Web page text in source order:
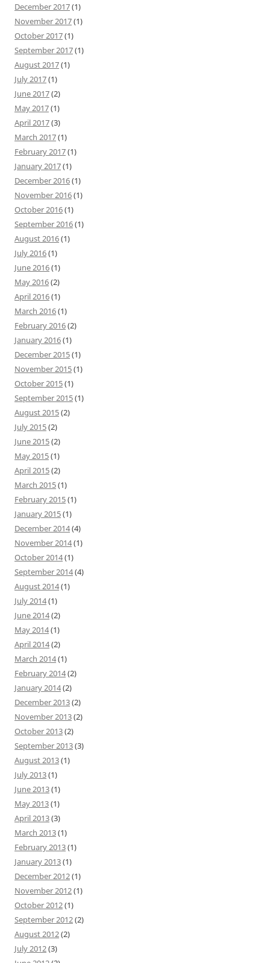
December 2017(1)
November 2017(1)
October 2017(1)
September 2017(1)
August 2017(1)
July 2017(1)
June 2017(2)
May 2017(1)
April 2017(3)
March 2017(1)
February 2017(1)
January 2017(1)
December 2016(1)
November 2016(1)
October 2016(1)
September 2016(1)
August 2016(1)
July 2016(1)
June 2016(1)
May 2016(2)
April 2016(1)
March 2016(1)
February 2016(2)
January 2016(1)
December 2015(1)
November 2015(1)
October 2015(1)
September 2015(1)
August 2015(2)
July 2015(2)
June 2015(2)
May 2015(1)
April 2015(2)
March 2015(1)
February 2015(1)
January 2015(1)
December 2014(4)
November 2014(1)
October 2014(1)
September 2014(4)
August 2014(1)
July 2014(1)
June 2014(2)
May 2014(1)
April 2014(2)
March 2014(1)
February 2014(2)
January 2014(2)
December 2013(2)
November 2013(2)
October 2013(2)
September 2013(3)
August 2013(1)
July 2013(1)
June 2013(1)
May 2013(1)
April 2013(3)
March 2013(1)
February 2013(1)
January 2013(1)
December 2012(1)
November 2012(1)
October 2012(1)
September 2012(2)
August 2012(2)
July 2012(3)